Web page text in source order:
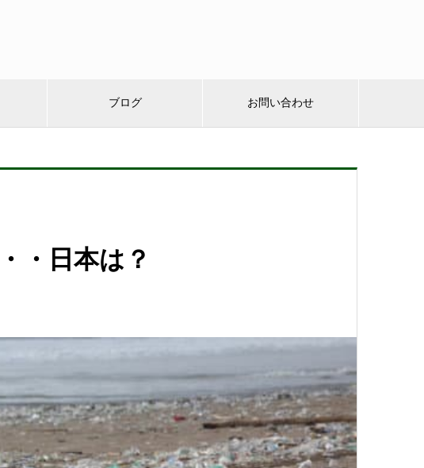
ブログ お問い合わせ
・日本は？